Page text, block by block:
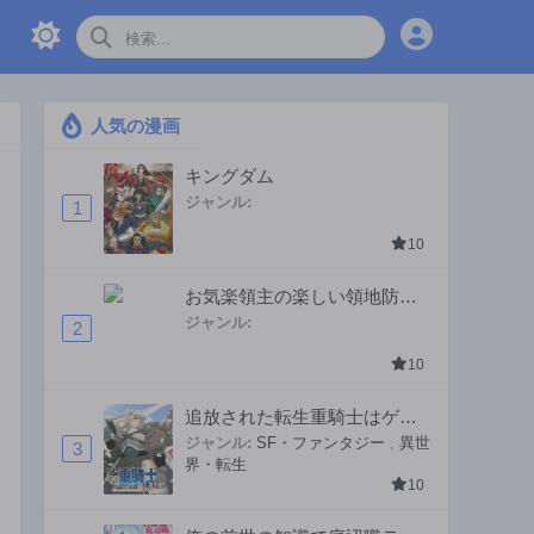
人気の漫画
1
キングダム
ジャンル:
10
2
お気楽領主の楽しい領地防衛
〜生産系魔術で名もなき村を
ジャンル:
10
3
追放された転生重騎士はゲー
ム知識で無双する
ジャンル: SF・ファンタジー
異世
界・転生
10